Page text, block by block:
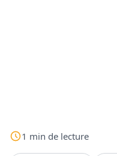
1 min de lecture